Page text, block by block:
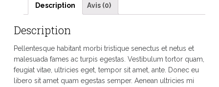
Description Avis (0)
Description
Pellentesque habitant morbi tristique senectus et netus et
malesuada fames ac turpis egestas. Vestibulum tortor quam,
feugiat vitae, ultricies eget, tempor sit amet, ante. Donec eu
libero sit amet quam egestas semper. Aenean ultricies mi